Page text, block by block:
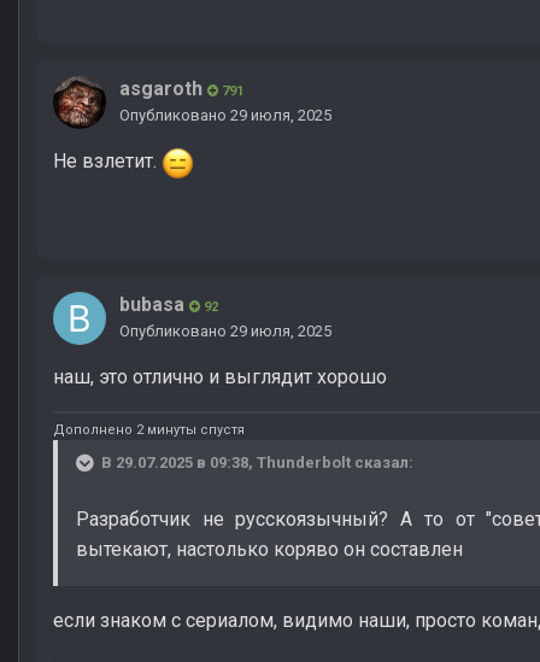
asgaroth 791
Опубликовано 29 июля, 2025
Не взлетит.
bubasa 92
Опубликовано 29 июля, 2025
наш, это отлично и выглядит хорошо
Дополнено 2 минуты спустя
В 29.07.2025 в 09:38, Thunderbolt сказал:
Разработчик не русскоязычный? А то от
вытекают, настолько коряво он составлен
если знаком с сериалом, видимо наши, просто